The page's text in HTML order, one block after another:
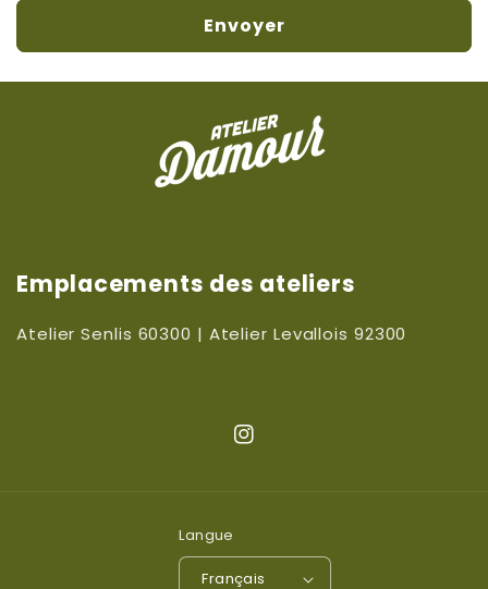
Envoyer
Emplacements des ateliers
Atelier Senlis 60300 | Atelier Levallois 92300
Instagram
Langue
Français